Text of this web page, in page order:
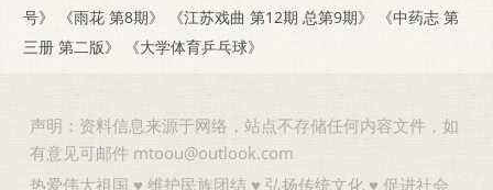
号》
《雨花 第8期》 《江苏戏曲 第12期 总第9期》
《中药志 第
三册 第二版》
《大学体育乒乓球》
声明：资料信息来源于网络，站点不存储任何内容文件，如
有意见可邮件 mtoou@outlook.com
热爱伟大祖国 ♥ 维护民族团结 ♥ 弘扬传统文化 ♥ 促进社会